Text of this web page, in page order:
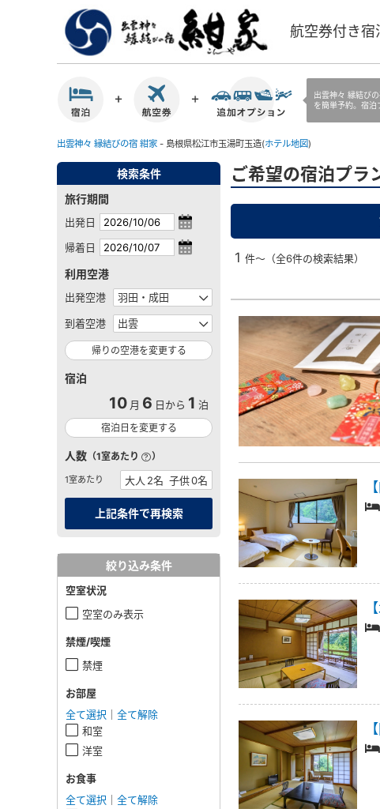
航空券付き宿
出雲神々 縁結び
を簡単予約。宿泊
出雲神々 縁結びの宿 紺家 - 島根県松江市玉湯町玉造(ホテル地図)
検索条件
旅行期間
出発日
帰着日
利用空港
出発空港
到着空港
帰りの空港を変更する
宿泊
10 月 6 日から 1 泊
宿泊日を変更する
人数 （1室あたり ）
1室あたり
絞り込み条件
空室状況
空室のみ表示
禁煙/喫煙
禁煙
お部屋
全て選択
全て解除
和室
洋室
お食事
全て選択
全て解除
ご希望の宿泊プラ
1 件～（全6件の検索結果）